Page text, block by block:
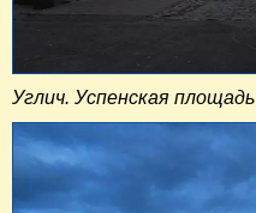
Углич. Успенская площадь